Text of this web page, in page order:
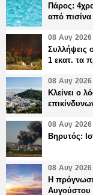
Πάρος:
από
08 Αυγ 2026
Συλλήψεις
1 εκατ. τα
08 Αυγ 2026
Κλείνει ο
08 Αυγ 2026
Βηρυτός:
08 Αυγ 2026
Η
Αυγούστου